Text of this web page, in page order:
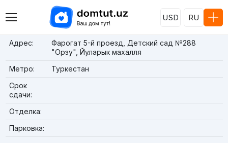
USD RU
Адрес:
Фарогат 5-й проезд, Детский сад №288
"Орзу", Йуларык махалля
Метро:
Туркестан
Срок
сдачи:
Отделка:
Парковка: